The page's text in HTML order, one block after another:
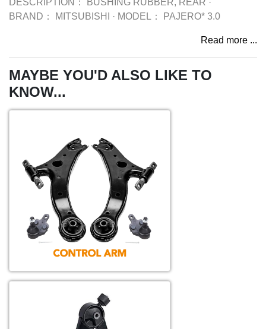
DESCRIPTION：
BUSHING RUBBER, REAR ·
BRAND：
MITSUBISHI · MODEL： PAJERO* 3.0
Read more ...
MAYBE YOU'D ALSO LIKE TO
KNOW...